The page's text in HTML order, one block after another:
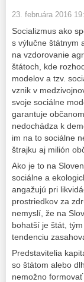
23. februára 2016
Socializmus ako
s výlučne štátnym
na vzdorovanie
štátoch, kde
modelov a tzv.
vznik v
svoje sociálne
garantuje
nedochádza k
im na to sociálne
štrajku aj milión
Ako je to na
sociálne a
angažujú pri
prostriedkov za
nemyslí, že na
bohatší je štát,
tendenciu
Predstavitelia
so štátom alebo
nemožno